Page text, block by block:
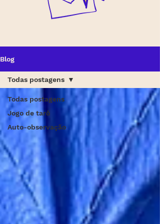
Blog
Todas postagens
Jogo de tarô
Auto-observação
Todas postagens